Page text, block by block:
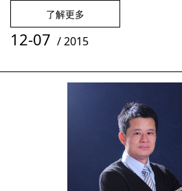
班 2015年11月28-29日，北大CIO班十周
网大会在北京大学与宽沟会议中心隆重举
在宽沟会议中心隆重举行，来自政府行业的
了解更多
12-07 /2015